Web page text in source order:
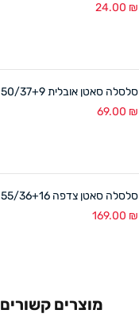
24.00 ₪
סלסלה סאטן אובלית 50/37+9 ס"מ לבן
69.00 ₪
סלסלה סאטן צדפה 55/36+16 ס"מ לבן
169.00 ₪
מוצרים קשורים